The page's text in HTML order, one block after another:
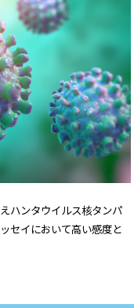
ハンタウイルス核タンパ
セイにおいて高い感度と